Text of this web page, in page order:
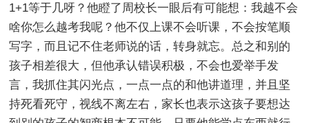
1+1等于几呀？他瞪了周校长一眼后有可能想：我越不会
啥你怎么越考我呢？他不仅上课不会听课，不会按笔顺
写字，而且记不住老师说的话，转身就忘。总之和别的
孩子相差很大，但他承认错误积极，不会也爱举手发
言，我抓住其闪光点，一点一点的和他讲道理，并且坚
持死看死守，视线不离左右，家长也表示这孩子要想达